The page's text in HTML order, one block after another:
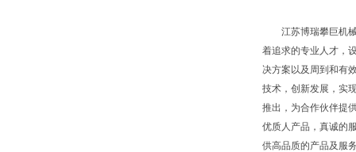
江苏博瑞攀巨机械
着追求的专业人才，
决方案以及周到和有
技术，创新发展，实
推出，为合作伙伴提
优质人产品，真诚的
供高品质的产品及服